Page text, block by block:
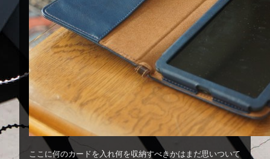
ここに何のカードを入れ何を収納すべきかはまだ思いついて